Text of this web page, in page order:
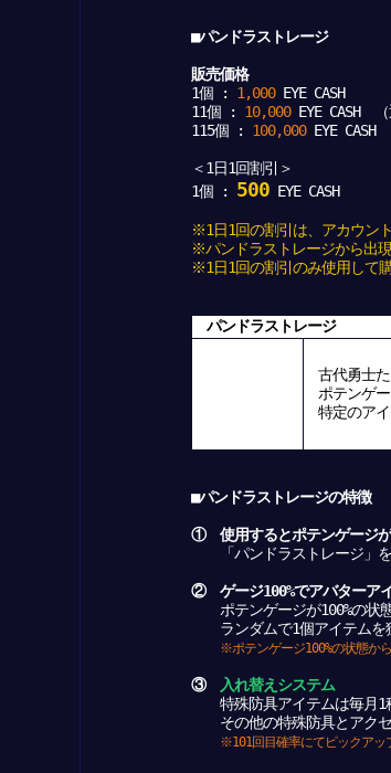
■パンドラストレージ
販売価格
1個 : 1,000EYE CASH
11個 : 10,000EYE CASH （
115個 : 100,000EYE CASH
＜1日1回割引＞
1個 : 500 EYE CASH
※1日1回の割引は、アカウン
※パンドラストレージから出
※1日1回の割引のみ使用して
パンドラストレージ
古代勇士た
ポテンゲー
特定のアイ
■パンドラストレージの特徴
① 使用するとポテンゲージ
「パンドラストレージ」を
② ゲージ100%でアバターア
ポテンゲージが100%の状態
ランダムで1個アイテムを
※ポテンゲージ100%の状態か
③
入れ替えシステム
特殊防具アイテムは毎月1種
その他の特殊防具とアクセ
※101回目確率にてピックアッ